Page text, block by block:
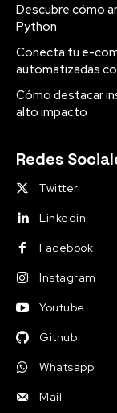
Descubre cómo
Python
Conecta tu e-
automatizadas
Cómo destacar
alto impacto
Redes
Twitter
Linkedin
Facebook
Instagram
Youtube
Github
Whatsapp
Mail